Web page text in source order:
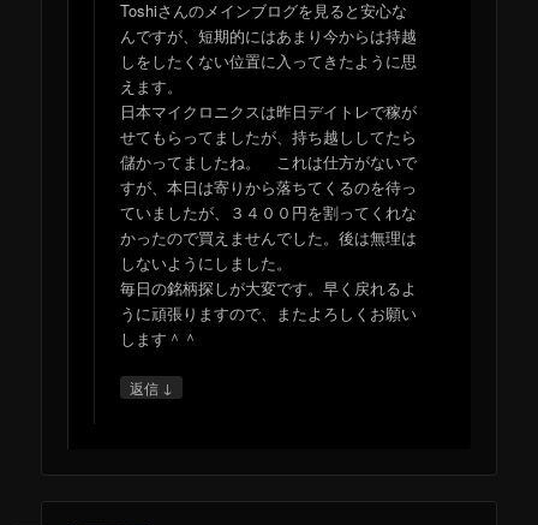
Toshiさんのメインブログを見ると安心な
んですが、短期的にはあまり今からは持越
しをしたくない位置に入ってきたように思
えます。
日本マイクロニクスは昨日デイトレで稼が
せてもらってましたが、持ち越ししてたら
儲かってましたね。 これは仕方がないで
すが、本日は寄りから落ちてくるのを待っ
ていましたが、３４００円を割ってくれな
かったので買えませんでした。後は無理は
しないようにしました。
毎日の銘柄探しが大変です。早く戻れるよ
うに頑張りますので、またよろしくお願い
します＾＾
返信 ↓